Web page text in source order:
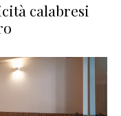
calabresi